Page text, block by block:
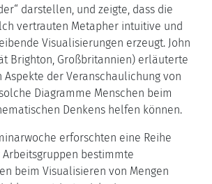
darstellen, und zeigte, dass die
vertrauten Metapher intuitive und
Visualisierungen erzeugt. John
Brighton, Großbritannien) erläuterte
der Veranschaulichung von
Diagramme Menschen beim
Denkens helfen können.
erforschten eine Reihe
bestimmte
beim Visualisieren von Mengen